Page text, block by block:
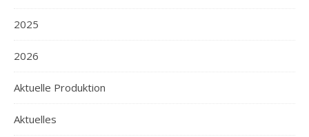
2025
2026
Aktuelle Produktion
Aktuelles